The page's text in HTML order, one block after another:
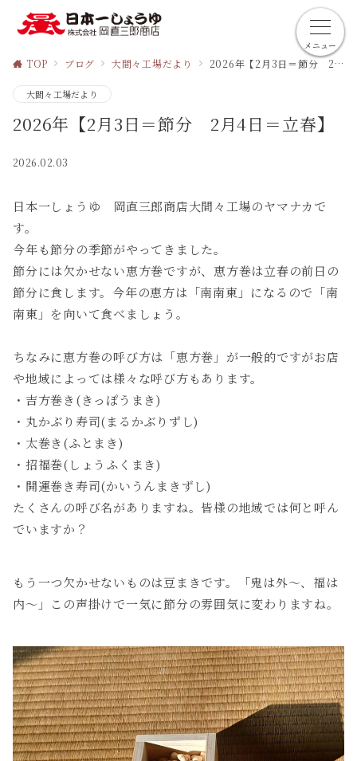
TOP ブログ 大間々工場だより 2026年【2月3日＝節分 2月4日＝立春】
大間々工場だより
2026年【2月3日＝節分 2月4日＝立春】
2026.02.03
日本一しょうゆ 岡直三郎商店大間々工場のヤマナカで
す。
今年も節分の季節がやってきました。
節分には欠かせない恵方巻ですが、恵方巻は立春の前日の
節分に食します。今年の恵方は「南南東」になるので「南
南東」を向いて食べましょう。
ちなみに恵方巻の呼び方は「恵方巻」が一般的ですがお店
や地域によっては様々な呼び方もあります。
・吉方巻き(きっぽうまき)
・丸かぶり寿司(まるかぶりずし)
・太巻き(ふとまき)
・招福巻(しょうふくまき)
・開運巻き寿司(かいうんまきずし)
たくさんの呼び名がありますね。皆様の地域では何と呼ん
でいますか？
もう一つ欠かせないものは豆まきです。「鬼は外～、福は
内～」この声掛けで一気に節分の雰囲気に変わりますね。
メニュー